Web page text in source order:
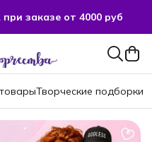
заказе от 4000 руб
Творческие подборки